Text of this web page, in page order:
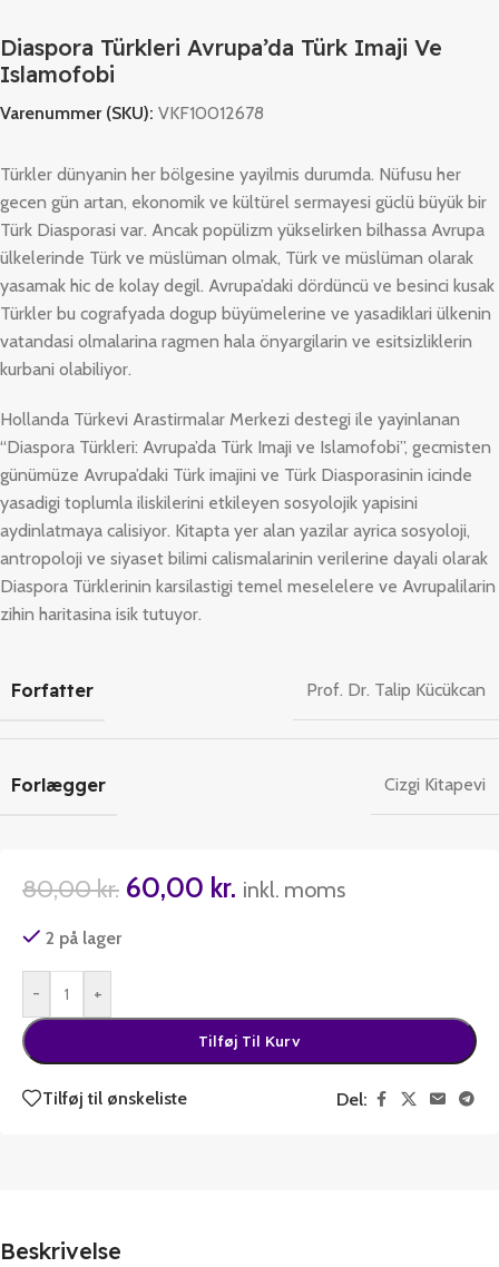
Diaspora Türkleri Avrupa’da Türk Imaji Ve
Islamofobi
Varenummer (SKU): VKF10012678
Türkler dünyanin her bölgesine yayilmis durumda. Nüfusu her
gecen gün artan, ekonomik ve kültürel sermayesi güclü büyük bir
Türk Diasporasi var. Ancak popülizm yükselirken bilhassa Avrupa
ülkelerinde Türk ve müslüman olmak, Türk ve müslüman olarak
yasamak hic de kolay degil. Avrupa’daki dördüncü ve besinci kusak
Türkler bu cografyada dogup büyümelerine ve yasadiklari ülkenin
vatandasi olmalarina ragmen hala önyargilarin ve esitsizliklerin
kurbani olabiliyor.
Hollanda Türkevi Arastirmalar Merkezi destegi ile yayinlanan
“Diaspora Türkleri: Avrupa’da Türk Imaji ve Islamofobi”, gecmisten
günümüze Avrupa’daki Türk imajini ve Türk Diasporasinin icinde
yasadigi toplumla iliskilerini etkileyen sosyolojik yapisini
aydinlatmaya calisiyor. Kitapta yer alan yazilar ayrica sosyoloji,
antropoloji ve siyaset bilimi calismalarinin verilerine dayali olarak
Diaspora Türklerinin karsilastigi temel meselelere ve Avrupalilarin
zihin haritasina isik tutuyor.
Forfatter Prof. Dr. Talip Kücükcan
Forlægger Cizgi Kitapevi
80,00kr. 60,00 kr. inkl. moms
2 på lager
- +
Tilføj Til Kurv
Tilføj til ønskeliste Del:
Beskrivelse